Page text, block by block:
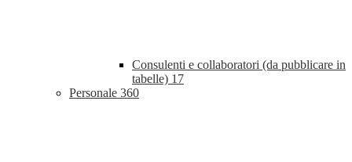
Consulenti e collaboratori (da pubblicare in
tabelle) 17
Personale 360